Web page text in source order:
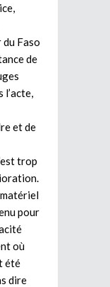
Faso
de
et de
trop
matériel
pour
où
été
dire